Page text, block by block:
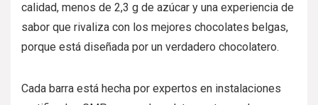
calidad, menos de 2,3 g de azúcar y una experiencia de
sabor que rivaliza con los mejores chocolates belgas,
porque está diseñada por un verdadero chocolatero.
Cada barra está hecha por expertos en instalaciones